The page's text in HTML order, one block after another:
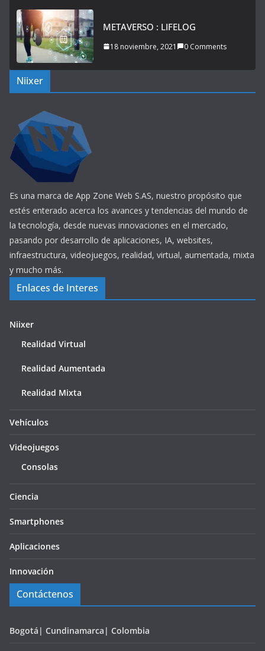
METAVERSO : LIFELOG
18 noviembre, 2021 0 Comments
Niixer
Es una marca de App Zone Web S.AS, nuestro propósito que
estés enterado acerca los avances y tendencias del mundo de
la tecnología, desde nuevas innovaciones en el mercado,
pasando por desarrollo de aplicaciones, IA, websites,
infraestructura, videojuegos, realidad, virtual, aumentada, mixta
y mucho más.
Enlaces de Interes
Niixer
Realidad Virtual
Realidad Aumentada
Realidad Mixta
Vehículos
Videojuegos
Consolas
Ciencia
Smartphones
Aplicaciones
Innovación
Contáctenos
Bogotá| Cundinamarca| Colombia